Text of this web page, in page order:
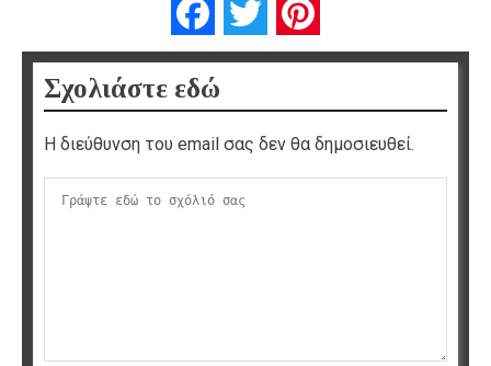
FacebookTwitter
Σχολιάστε εδώ
Η διεύθυνση του email σας δεν θα δημοσιευθεί.